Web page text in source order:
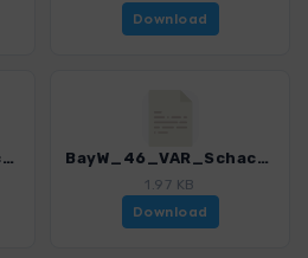
Download
BayW_46_VAR_Schachten und Filze_4225_8.gpx BayW_46_VAR_Schachten und Filze_Weber_4225_8.gpx
1.97 KB
Download